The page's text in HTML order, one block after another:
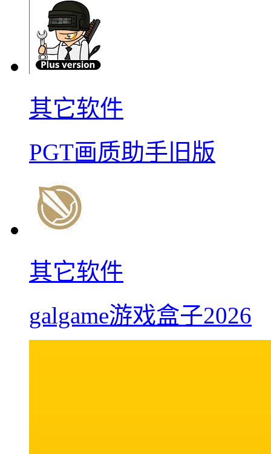
其它软件
PGT画质助手旧版
其它软件
galgame游戏盒子2026